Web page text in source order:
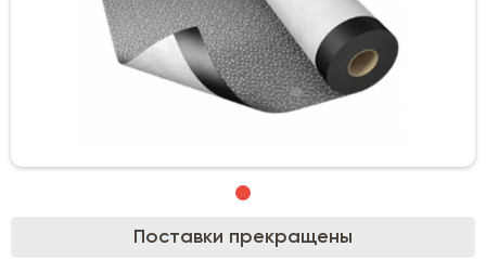
Поставки прекращены